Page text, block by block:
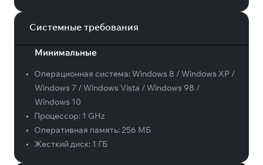
Системные требования
Минимальные
• Операционная система:Windows 8 / Windows XP /
Windows 7 / Windows Vista / Windows 98 /
Windows 10
•
Процессор: 1 GHz
•
Оперативная память:256 MБ
•
Жесткий диск: 1 ГБ